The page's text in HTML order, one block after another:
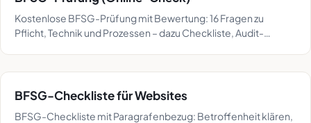
Kostenlose BFSG-Prüfung mit Bewertung: 16 Fragen zu
Pflicht, Technik und Prozessen – dazu Checkliste, Audit-
BFSG-Checkliste für Websites
BFSG-Checkliste mit Paragrafenbezug: Betroffenheit klären,